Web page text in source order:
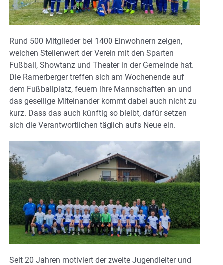
Rund 500 Mitglieder bei 1400 Einwohnern zeigen,
welchen Stellenwert der Verein mit den Sparten
Fußball, Showtanz und Theater in der Gemeinde hat.
Die Ramerberger treffen sich am Wochenende auf
dem Fußballplatz, feuern ihre Mannschaften an und
das gesellige Miteinander kommt dabei auch nicht zu
kurz. Dass das auch künftig so bleibt, dafür setzen
sich die Verantwortlichen täglich aufs Neue ein.
Seit 20 Jahren motiviert der zweite Jugendleiter und